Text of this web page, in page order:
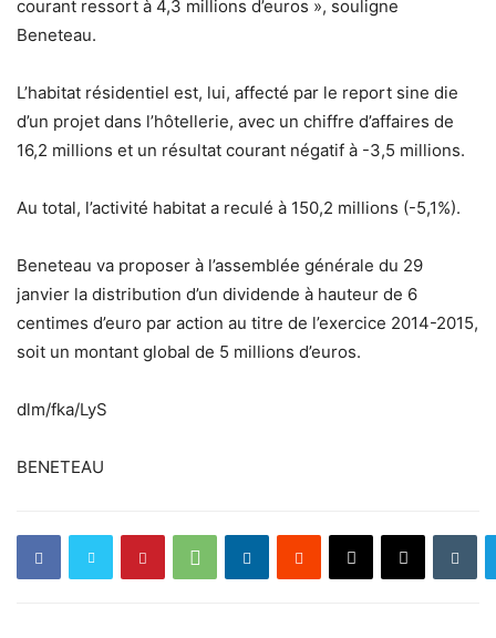
courant ressort à 4,3 millions d’euros », souligne
Beneteau.
L’habitat résidentiel est, lui, affecté par le report sine die
d’un projet dans l’hôtellerie, avec un chiffre d’affaires de
16,2 millions et un résultat courant négatif à -3,5 millions.
Au total, l’activité habitat a reculé à 150,2 millions (-5,1%).
Beneteau va proposer à l’assemblée générale du 29
janvier la distribution d’un dividende à hauteur de 6
centimes d’euro par action au titre de l’exercice 2014-2015,
soit un montant global de 5 millions d’euros.
dlm/fka/LyS
BENETEAU